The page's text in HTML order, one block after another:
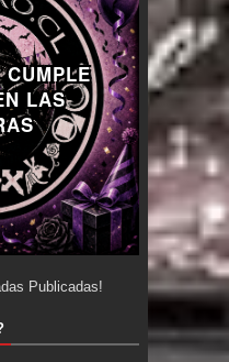
CUMPLE
LAS
Publicadas!